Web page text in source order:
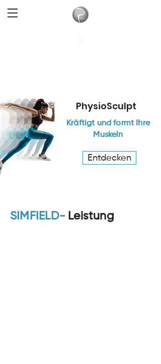
PhysioSculpt
Kräftigt und formt Ihre
Muskeln
Entdecken
SIMFIELD- Leistung